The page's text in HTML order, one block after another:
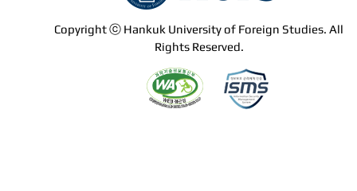
Copyright ⓒ Hankuk University of Foreign Studies. All
Rights Reserved.